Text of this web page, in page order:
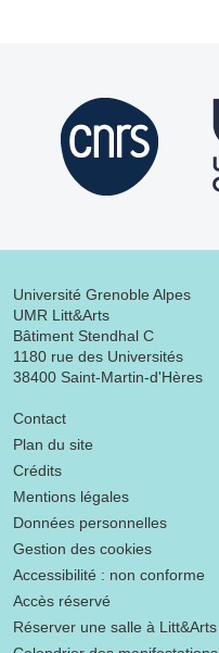
Université Grenoble Alpes
UMR Litt&Arts
Bâtiment Stendhal C
1180 rue des Universités
38400 Saint-Martin-d'Hères
Menu footer
Contact
Plan du site
Crédits
Mentions légales
Données personnelles
Gestion des cookies
Accessibilité : non conforme
Accès réservé
Réserver une salle à Litt&Arts